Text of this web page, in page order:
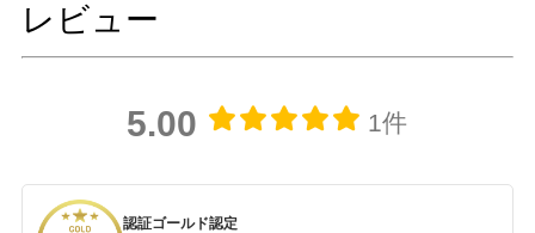
レビュー
5.00 1件
認証ゴールド認定